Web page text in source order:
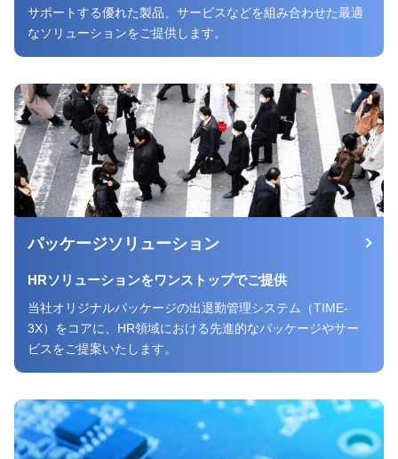
サポートする優れた製品、サービスなどを組み合わせた最適
なソリューションをご提供します。
パッケージソリューション
HRソリューションをワンストップでご提供
当社オリジナルパッケージの出退勤管理システム（TIME-
3X）をコアに、HR領域における先進的なパッケージやサー
ビスをご提案いたします。